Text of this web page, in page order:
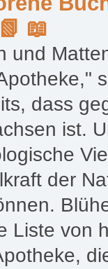
📖
und
dass
ist.
der
Liste von